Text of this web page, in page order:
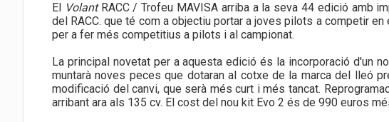
El VolantRACC / Trofeu MAVISA arriba a la seva 44 edició amb
del RACC. que té com a objectiu portar a joves pilots a competir
per a fer més competitius a pilots i al campionat.
La principal novetat per a aquesta edició és la incorporació d'un
muntarà noves peces que dotaran al cotxe de la marca del lleó
modificació del canvi, que serà més curt i més tancat.
arribant ara als 135 cv. El cost del nou kit Evo 2 és de 990 euros